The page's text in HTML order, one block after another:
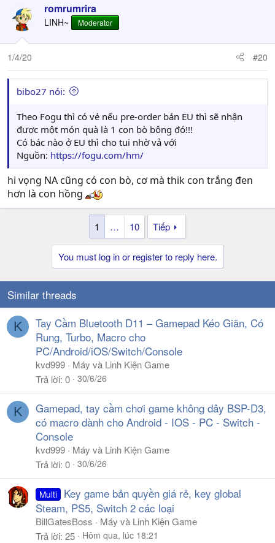
t
i
o
n
s
:
romrumrira
LINH~ Moderator
1/4/20 #20
bibo27 nói:
Theo Fogu thì có vẻ nếu pre-order bản EU thì sẽ nhận
được một món quà là 1 con bò bông đó!!!
Có bác nào ở EU thì cho tui nhờ vả với
Nguồn: https://fogu.com/hm/
hi vọng NA cũng có con bò, cơ mà thik con trắng đen
hơn là con hồng
1 … 10 Tiếp
You must log in or register to reply here.
Similar threads
K
Tay Cầm Bluetooth D11 – Gamepad Kéo Giãn, Có
Rung, Turbo, Macro cho
PC/Android/iOS/Switch/Console
kvd999
Máy và Linh Kiện Game
Trả lời 0 30/6/26
K
Gamepad, tay cầm chơi game không dây BSP-D3,
có macro dành cho Android - IOS - PC - Switch -
Console
kvd999
Máy và Linh Kiện Game
Trả lời 0 30/6/26
Multi
Key game bản quyền giá rẻ, key global
Steam, PS5, Switch 2 các loại
BillGatesBoss
Máy và Linh Kiện Game
Trả lời 25 Hôm qua, lúc 18:21